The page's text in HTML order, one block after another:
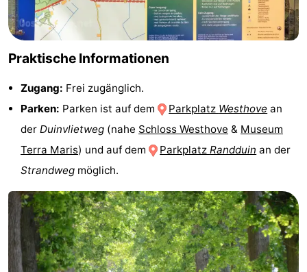
Praktische Informationen
Zugang: Frei zugänglich.
Parken: Parken ist auf dem Parkplatz Westhove an
der Duinvlietweg (nahe Schloss Westhove & Museum
Terra Maris) und auf dem ParkplatzRandduin an der
Strandweg möglich.